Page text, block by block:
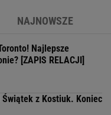
NAJNOWSZE
Najlepsze
[ZAPIS RELACJI]
Świątek z Kostiuk. Koniec